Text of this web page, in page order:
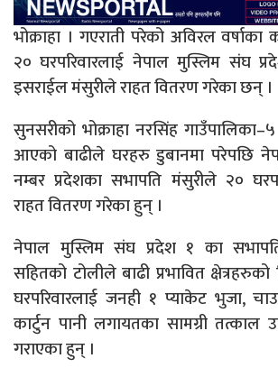
भोक्राहा । गएराती परेको अविरल
२० घरपरिवारलाई नेपाल मुस्लिम संघ
इसराईल मंसुरीले राहत वितरण गरेका छन् ।
सुनसरीको भोक्राहा नरसिंह
आएको बाढीले घरहरु डुबानमा परेपछि
नम्बर प्रदेशका सभापति मंसुरीले २०
राहत वितरण गरेका हुन् ।
नेपाल मुस्लिम संघ प्रदेश १ का
सहितको टोलीले बाढी प्रभावित क्षेत्रहरुको
घरपरिवारलाई जनही १ प्याकेट भुजा,
कार्टुन पानी लगायतका सामग्री तत्काल
गराएका हुन् ।